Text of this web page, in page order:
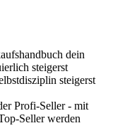
dein
steigerst
steigerst
Profi-Seller - mit
Seller werden